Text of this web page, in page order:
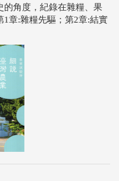
的角度，紀錄在雜糧、果
章:雜糧先驅；第2章:結實